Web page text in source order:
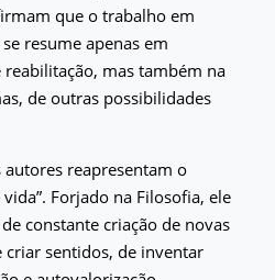
que o trabalho em
resume apenas em
mas também na
de outras possibilidades
reapresentam o
Forjado na Filosofia, ele
constante criação de novas
criar sentidos, de inventar